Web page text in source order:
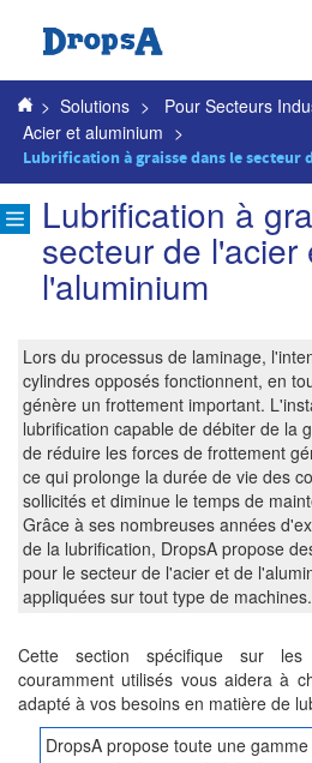
> Solutions > Pour Secteurs
Acier et aluminium >
Lubrification à graisse dans le
Lubrification à
secteur de l'acier
l'aluminium
Lors du processus de laminage,
cylindres opposés fonctionnent, en
génère un frottement important.
lubrification capable de débiter de la
de réduire les forces de frottement
ce qui prolonge la durée de vie des
sollicités et diminue le temps de
Grâce à ses nombreuses années
de la lubrification, DropsA propose
pour le secteur de l'acier et de
appliquées sur tout type de machines.
Cette section spécifique sur
couramment utilisés vous aidera à
adapté à vos besoins en matière de
DropsA propose toute une